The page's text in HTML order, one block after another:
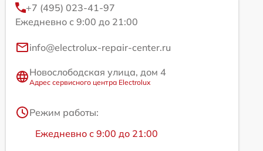
+7 (495) 023-41-97
Ежедневно с 9:00 до 21:00
info@electrolux-repair-center.ru
Новослободская улица, дом 4
Адрес сервисного центра Electrolux
Режим работы:
Ежедневно с 9:00 до 21:00